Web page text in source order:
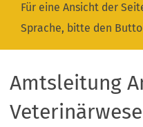
Für eine Ansicht der
Sprache, bitte den
Amtsleitung